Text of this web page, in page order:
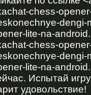
chess-
dengi-
lite-na-
chess-
dengi-
lite-na-
Испытай
удовольствие!